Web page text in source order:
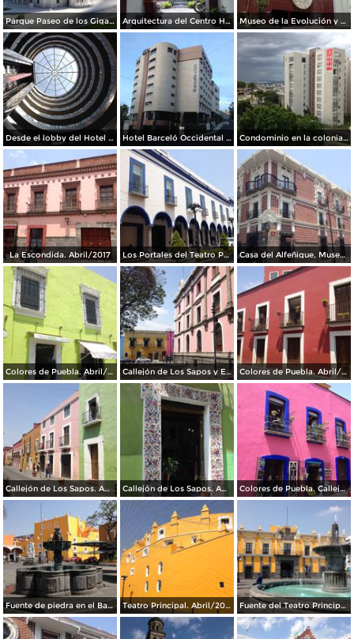
Parque Paseo de los Gigantes. Enero/2016 Arquitectura del Centro Histórico de Puebla. Julio/2017 Museo de la Evolución y Teleférico de Puebla. Julio/2017
Desde el lobby del Hotel Barceló Occidental JF Puebla. Julio/2017 Hotel Barceló Occidental JF Puebla. Julio/2017 Condominio en la colonia La Paz. Julio/2017
La Escondida. Abril/2017 Los Portales del Teatro Principal. Abril/2017 Casa del Alfeñique, Museo. Abril/2017
Colores de Puebla. Abril/2017 Callejón de Los Sapos y Edificio El Carolino. Abril/2017 Colores de Puebla. Abril/2017
Callejón de Los Sapos. Abril/2017 Callejón de Los Sapos. Abril/2017 Colores de Puebla. Callejón de Los Sapos. Abril/2017
Fuente de piedra en el Barrio del Artista. Abril/2017 Teatro Principal. Abril/2017 Fuente del Teatro Principal. Abril/2017